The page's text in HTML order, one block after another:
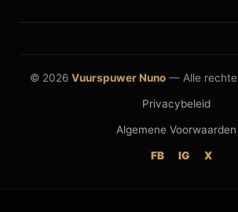
© 2026 Vuurspuwer Nuno— Alle
Privacybeleid
Algemene Voorwaarden
FB IG X